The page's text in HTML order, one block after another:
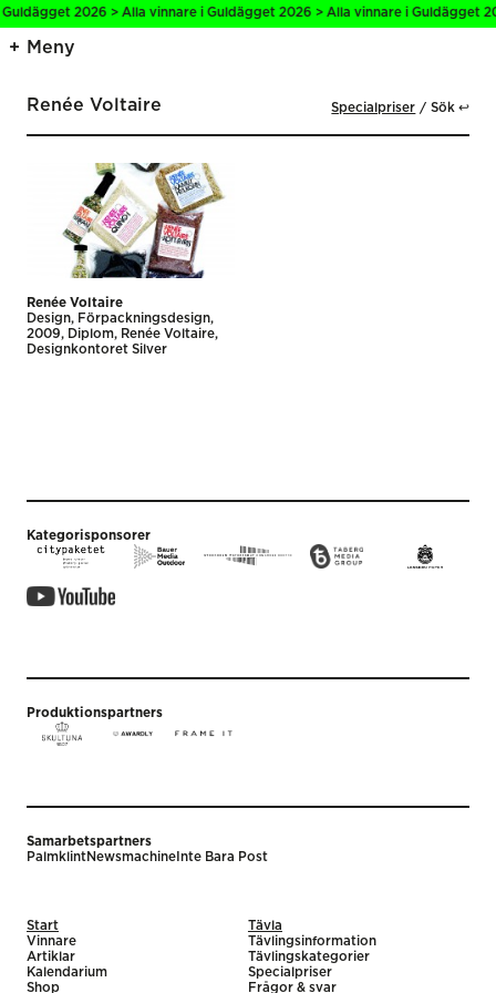
2026 > Alla vinnare i Guldägget 2026 > Alla vinnare i Guldägget
Meny
Renée Voltaire Specialpriser Sök ↩
Renée Voltaire
Design
Förpackningsdesign
2009
Diplom
Renée Voltaire
Designkontoret Silver
Kategorisponsorer
Produktionspartners
Samarbetspartners
PalmklintNewsmachine Inte Bara Post
Start
Vinnare
Artiklar
Kalendarium
Shop
Tävla
Tävlingsinformation
Tävlingskategorier
Specialpriser
Frågor & svar